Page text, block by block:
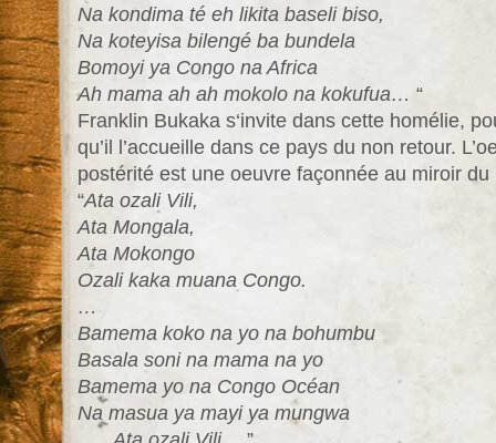
Na kondima té eh likita baseli biso,
Na koteyisa bilengé ba bundela
Bomoyi ya Congo na Africa
Ah mama ah ah mokolo na kokufua… “
Franklin Bukaka s‘invite dans cette homélie,
qu’il l’accueille dans ce pays du non retour.
postérité est une oeuvre façonnée au miroir du
“Ata ozali Vili,
Ata Mongala,
Ata Mokongo
Ozali kaka muana Congo.
…
Bamema koko na yo na bohumbu
Basala soni na mama na yo
Bamema yo na Congo Océan
Na masua ya mayi ya mungwa